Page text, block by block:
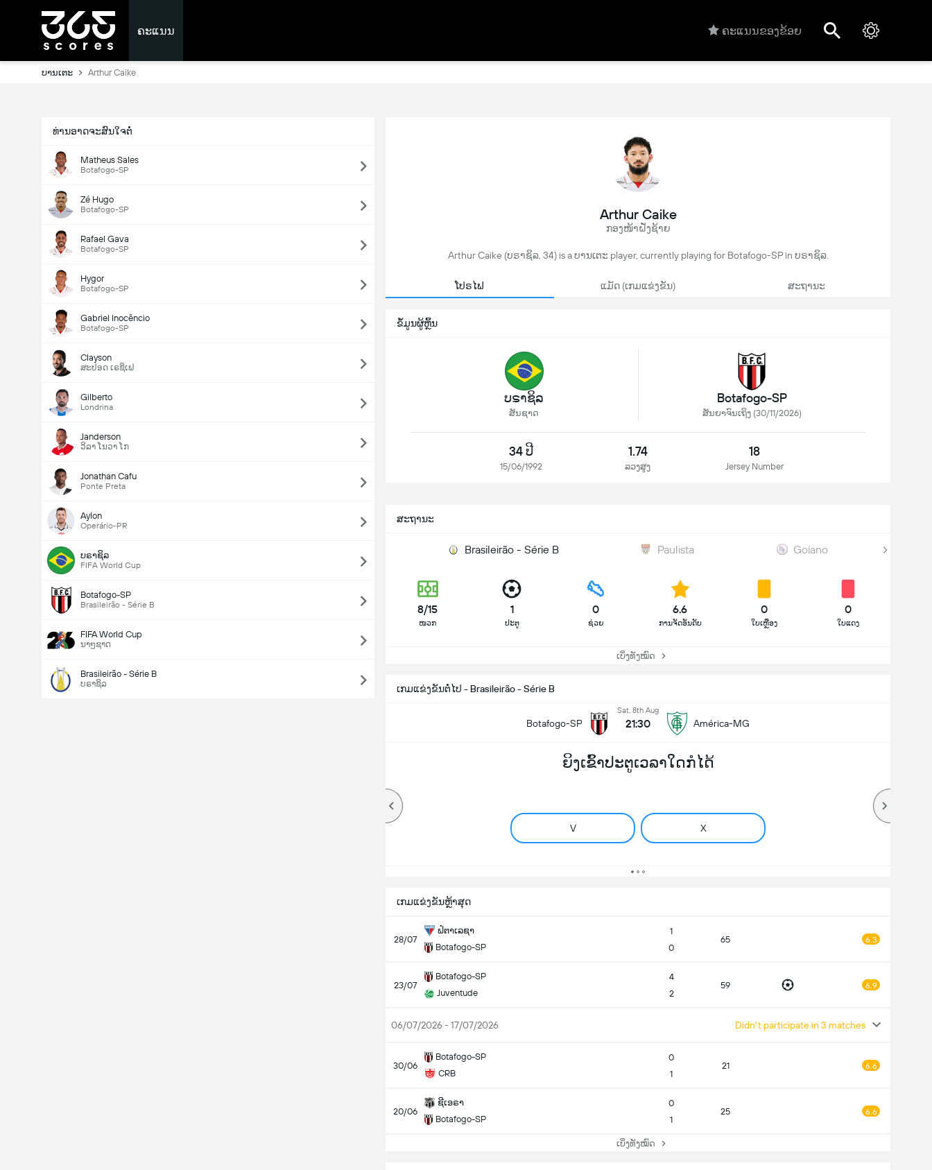
ຄະແນນ ຄະແນນຂອງຂ້ອຍ
ບານເຕະ Arthur Caike
ທ່ານອາດຈະສົນໃຈຕໍ່
Matheus Sales
Botafogo-SP
Zé Hugo
Botafogo-SP
Rafael Gava
Botafogo-SP
Hygor
Botafogo-SP
Gabriel Inocêncio
Botafogo-SP
Clayson
ສະປອດ ເຣຊິເຟ
Gilberto
Londrina
Janderson
ວິລາ ໂນວາ ໂກ
Jonathan Cafu
Ponte Preta
Aylon
Operário-PR
ບຣາຊິລ
FIFA World Cup
Botafogo-SP
Brasileirão - Série B
FIFA World Cup
ນາໆຊາດ
Brasileirão - Série B
ບຣາຊິລ
Arthur Caike
ກອງໜ້າຝັ່ງຊ້າຍ
Arthur Caike (ບຣາຊິລ, 34) is a ບານເຕະ player, currently playing for Botafogo-SP in ບຣາຊິລ.
ໂປຣໄຟ ແມັດ (ເກມແຂ່ງຂັນ) ສະຖານະ
ຂໍ້ມູນຜູ້ຫຼິ້ນ
ບຣາຊິລ
ສັນຊາດ
Botafogo-SP
ສັນຍາຈົນເຖິງ (30/11/2026)
34 ປີ
15/06/1992
1.74
ລວງສູງ
18
Jersey Number
ສະຖານະ
Brasileirão - Série B Paulista Goiano
8/15
ໜວກ
1
ປະຕູ
0
ຊ່ວຍ
6.6
ການຈັດອັນດັບ
0
ໃບເຫຼືອງ
0
ໃບແດງ
ເບິ່ງທັງໝົດ
ເກມແຂ່ງຂັນຕໍ່ໄປ - Brasileirão - Série B
Botafogo-SP
Sat, 8th Aug
21:30 América-MG
ຍິງເຂົ້າປະຕູເວລາໃດກໍໄດ້
V X
ເກມແຂ່ງຂັນຫຼ້າສຸດ
28/07
ຟໍຕາເລຊາ
Botafogo-SP
1
0
65 6.3
23/07
Botafogo-SP
Juventude
4
2
59 6.9
06/07/2026 - 17/07/2026 Didn't participate in 3 matches
30/06
Botafogo-SP
CRB
0
1
21 6.6
20/06
ຊີເອຣາ
Botafogo-SP
0
1
25 6.6
ເບິ່ງທັງໝົດ